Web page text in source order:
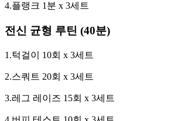
4.플랭크 1분 x 3세트
전신 균형 루틴 (40분)
1.턱걸이 10회 x 3세트
2.스쿼트 20회 x 3세트
3.레그 레이즈 15회 x 3세트